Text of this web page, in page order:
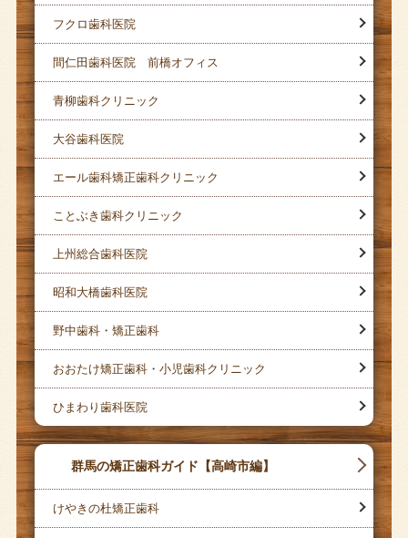
フクロ歯科医院
間仁田歯科医院 前橋オフィス
青柳歯科クリニック
大谷歯科医院
エール歯科矯正歯科クリニック
ことぶき歯科クリニック
上州総合歯科医院
昭和大橋歯科医院
野中歯科・矯正歯科
おおたけ矯正歯科・小児歯科クリニック
ひまわり歯科医院
群馬の矯正歯科ガイド【高崎市編】
けやきの杜矯正歯科